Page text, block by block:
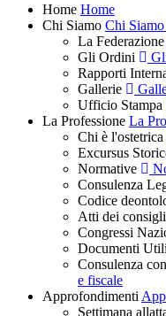
Home Home
Chi Siamo Chi Siamo
La Federazione
Gli Ordini
Rapporti
Gallerie
Ufficio Stampa
La Professione La
Chi è l'ostetrica
Excursus
Normative
Consulenza
Codice
Atti dei
Congressi
Documenti Utili
Consulenza
e fiscale
Approfondimenti
Settimana